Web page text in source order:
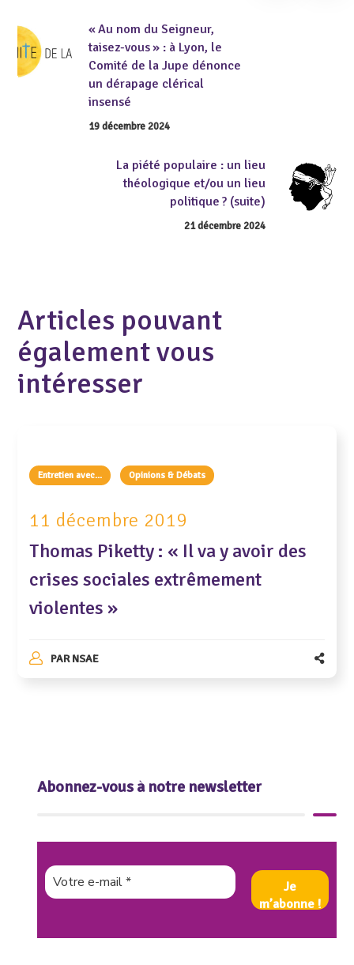
« Au nom du Seigneur,
taisez-vous » : à Lyon, le
Comité de la Jupe dénonce
un dérapage clérical
insensé
19 décembre 2024
La piété populaire : un lieu
théologique et/ou un lieu
politique ? (suite)
21 décembre 2024
Articles pouvant
également vous
intéresser
Entretien avec... Opinions & Débats
11 décembre 2019
Thomas Piketty : « Il va y avoir des
crises sociales extrêmement
violentes »
PARNSAE
Abonnez-vous à notre newsletter